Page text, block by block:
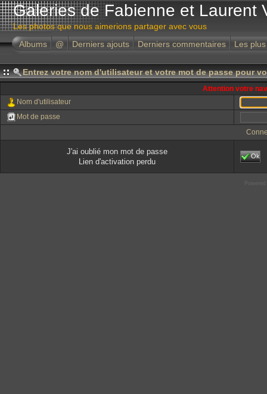
Galeries de Fabienne et Laurent
Les photos que nous aimerions partager avec vous
Albums
@ Derniers ajouts Derniers commentaires Les
Entrez votre nom d'utilisateur et votre mot de passe pour
Attention votre
Nom d'utilisateur
Mot de passe
J'ai oublié mon mot de passe
Lien d'activation perdu
Ok